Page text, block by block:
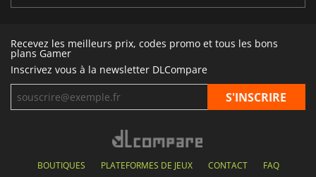
Recevez les meilleurs prix, codes promo et tous les bons
plans Gamer
Inscrivez vous à la newsletter DLCompare
BOUTIQUES PLATEFORMES DE JEUX CONTACT FAQ